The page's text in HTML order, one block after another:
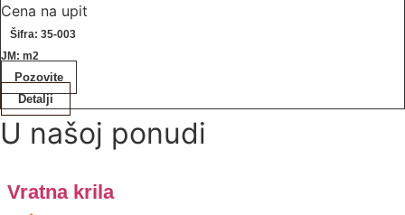
Cena na upit
Šifra: 35-003
JM: m2
Pozovite
Detalji
U našoj ponudi
Vratna krila